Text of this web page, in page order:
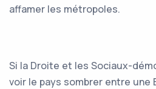
affamer les métropoles.
Si la Droite et les Sociaux-
voir le pays sombrer entre une